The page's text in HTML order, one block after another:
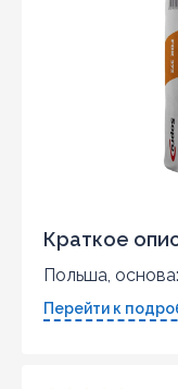
Краткое
Польша,
Перейти к